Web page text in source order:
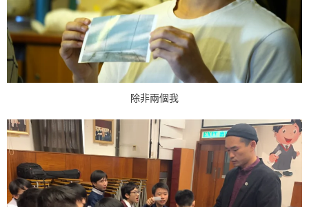
除非兩個我